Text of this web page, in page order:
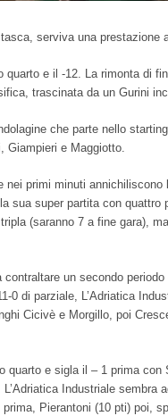
serviva una
e il -12. La rimonta di
trascinata da un Gurini
che parte nello
Giampieri e Maggiotto.
primi minuti
sua super partita con
(saranno 7 a fine gara),
un secondo
0 di parziale, L’Adriatica
Cicivè e Morgillo, poi
quarto e sigla il – 1 prima
L’Adriatica Industriale
Pierantoni (10 pti) poi,